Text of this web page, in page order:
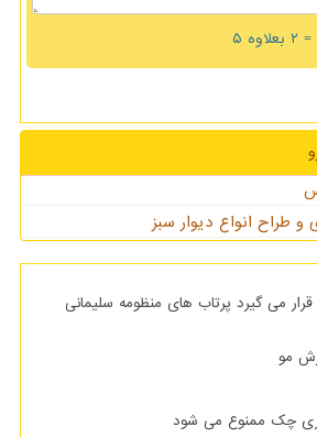
= ۲ بعلاوه ۵
طراح انواع دیوار سبز
2 در مدار قرار می گیرد پرتاب های منظومه سلیمانی
مو
چک ممنوع می شود